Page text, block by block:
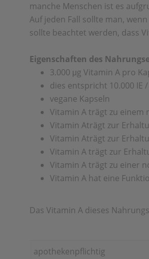
manche Menschen ist es
Auf jeden Fall sollte man,
sollte beachtet werden, dass
Eigenschaften des
3.000 μg Vitamin A pro
dies entspricht 10.000
vegane Kapseln
Vitamin A trägt zu einem
Vitamin Aträgt zur
Vitamin Aträgt zur
Vitamin A trägt zur
Vitamin A trägt zu einer
Vitamin A hat eine
Das Vitamin A dieses
apothekenpflichtig